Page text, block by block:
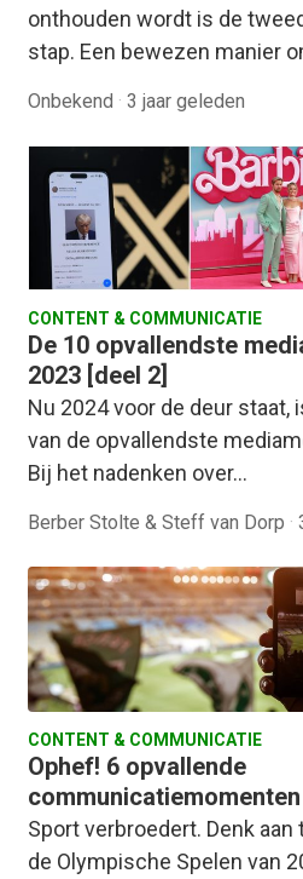
onthouden wordt is de
stap. Een bewezen manier
Onbekend · 3 jaar geleden
CONTENT & COMMUNICATIE
De 10 opvallendste
2023 [deel 2]
Nu 2024 voor de deur staat,
van de opvallendste
Bij het nadenken over…
Berber Stolte & Steff van Dorp ·
CONTENT & COMMUNICATIE
Ophef! 6 opvallende
Sport verbroedert. Denk aan
de Olympische Spelen van